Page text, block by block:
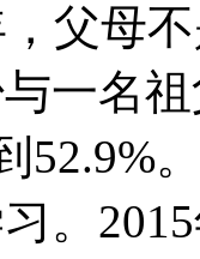
父母
一名
52.9%
。